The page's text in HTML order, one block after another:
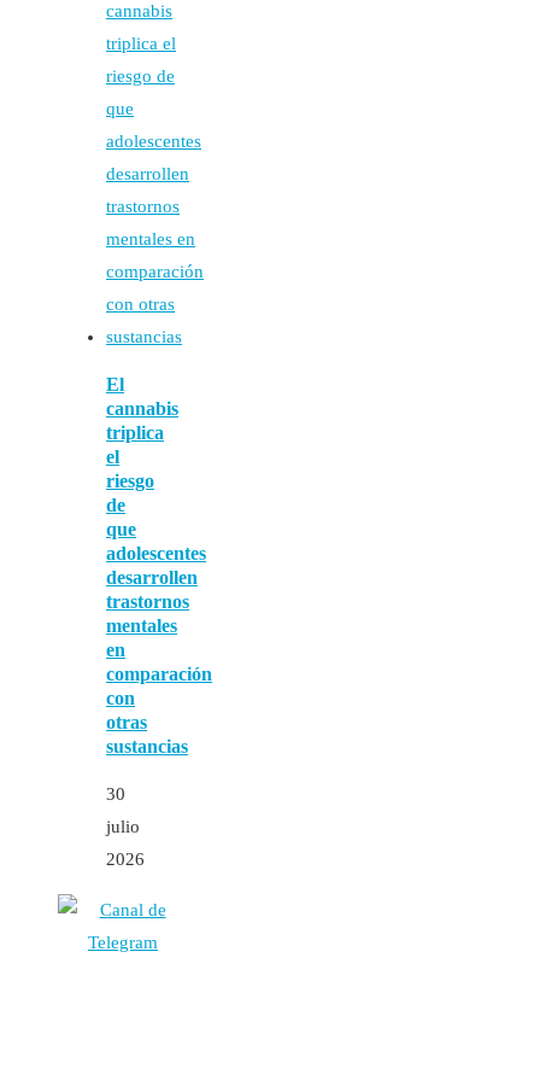
El
cannabis
triplica
el
riesgo
de
que
adolescentes
desarrollen
trastornos
mentales
en
comparación
con
otras
sustancias
30
julio
2026